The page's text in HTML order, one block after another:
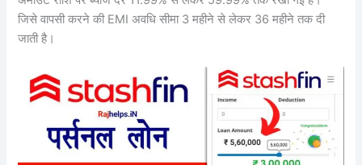
जिसे वापसी करने की EMI अवधि सीमा 3 महीने से लेकर 36 महीने तक दी
जाती है।